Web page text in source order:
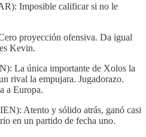
Imposible calificar si no le
proyección ofensiva. Da igual
Kevin.
La única importante de Xolos la
rival la empujara. Jugadorazo.
a Europa.
Atento y sólido atrás, ganó casi
en un partido de fecha uno.